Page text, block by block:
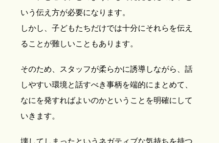
いう伝え方が必要になります。
しかし、子どもたちだけでは十分にそれらを伝え
ることが難しいこともあります。
そのため、スタッフが柔らかに誘導しながら、話
しやすい環境と話すべき事柄を端的にまとめて、
なにを発すればよいのかということを明確にして
いきます。
壊してしまったというネガティブな気持ちを持つ